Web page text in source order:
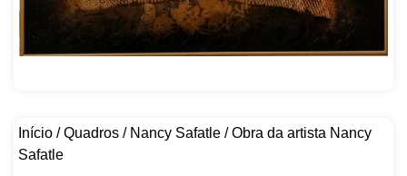
Início /Quadros / Nancy Safatle / Obra da artista Nancy
Safatle